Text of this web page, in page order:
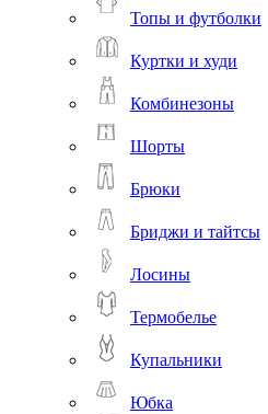
Топы и футболки
Куртки и худи
Комбинезоны
Шорты
Брюки
Бриджи и тайтсы
Лосины
Термобелье
Купальники
Юбка